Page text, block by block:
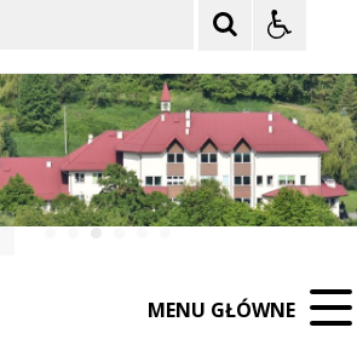
Element
MENU GŁÓWNE